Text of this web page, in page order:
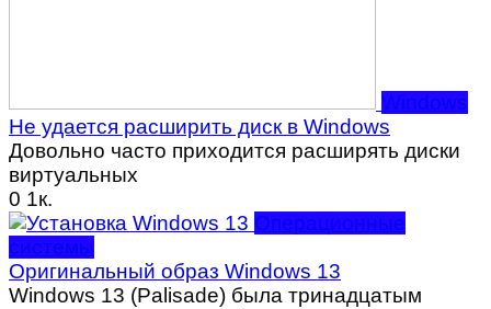
Windows
Не удается расширить диск в Windows
Довольно часто приходится расширять диски
виртуальных
0 1к.
Операционные
системы
Оригинальный образ Windows 13
Windows 13 (Palisade) была тринадцатым